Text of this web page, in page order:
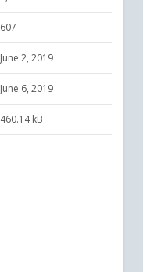
607
June 2, 2019
June 6, 2019
460.14 kB